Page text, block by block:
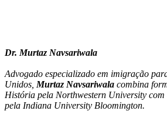
Dr. Murtaz Navsariwala
Advogado especializado em imigração
Unidos, Murtaz Navsariwala combina
História pela Northwestern University
pela Indiana University Bloomington.